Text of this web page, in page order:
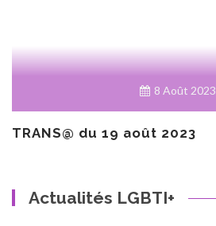
8 Août 2023
TRANS@ du 19 août 2023
Actualités LGBTI+